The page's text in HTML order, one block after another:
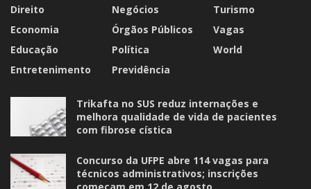
Direito
Economia
Educação
Entretenimento
Negócios
Órgãos Públicos
Política
Previdência
Turismo
Vagas
World
Trikafta no SUS reduz internações e
melhora qualidade de vida de pacientes
com fibrose cística
Concurso da UFPE abre 114 vagas para
técnicos administrativos; inscrições